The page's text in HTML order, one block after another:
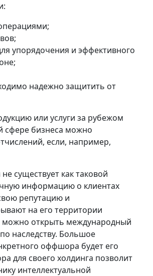
упорядочения и эффективного
надежно защитить от
или услуги за рубежом
сфере бизнеса можно
если, например,
существует как таковой
информацию о клиентах
репутацию и
на его территории
открыть международный
наследству. Большое
оффшора будет его
для своего холдинга позволит
интеллектуальной